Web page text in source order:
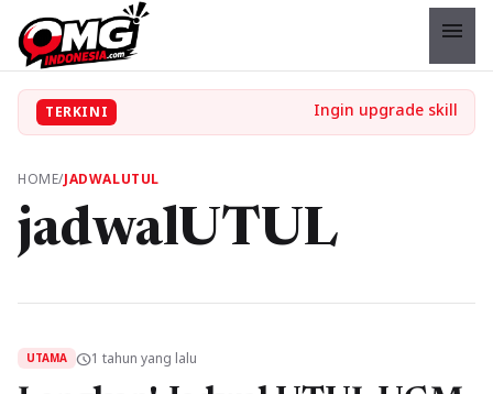
menu
TERKINI
HOME/JADWALUTUL
jadwalUTUL
UTAMA schedule1 tahun yang lalu